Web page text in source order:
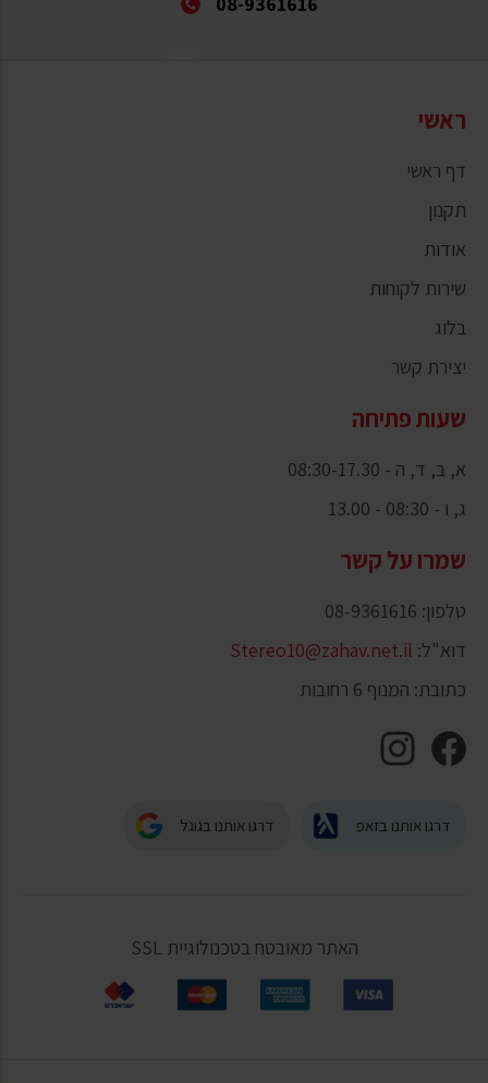
ראשי
דף ראשי
תקנון
אודות
שירות לקוחות
בלוג
יצירת קשר
שעות פתיחה
א, ב, ד, ה - 08:30-17.30
ג, ו - 08:30 - 13.00
שמרו על קשר
טלפון: 08-9361616
דוא"ל: Stereo10@zahav.net.il
כתובת: המנוף 6 רחובות
דרגו אותנו בזאפ דרגו אותנו בגוגל
האתר מאובטח בטכנולוגיית SSL